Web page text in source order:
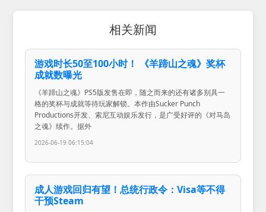
相关新闻
游戏时长50至100小时！ 《羊蹄山之魂》奖杯
成就数曝光
《羊蹄山之魂》PS5版发售在即，随之而来的还有诸多别具一
格的奖杯与成就等待玩家解锁。本作由Sucker Punch
Productions开发、索尼互动娱乐发行，是广受好评的《对马岛
之魂》续作。据外
2026-06-19 06:15:04
成人游戏回归有望！总统行政令：Visa等不得
干预Steam